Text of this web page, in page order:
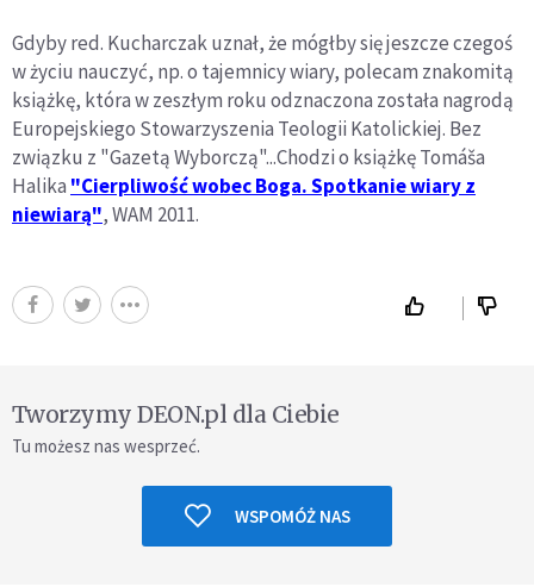
Gdyby red. Kucharczak uznał, że mógłby się jeszcze czegoś
w życiu nauczyć, np. o tajemnicy wiary, polecam znakomitą
książkę, która w zeszłym roku odznaczona została nagrodą
Europejskiego Stowarzyszenia Teologii Katolickiej. Bez
związku z "Gazetą Wyborczą"...Chodzi o książkę Tomáša
Halika "Cierpliwość wobec Boga. Spotkanie wiary z
niewiarą", WAM 2011.
Tworzymy DEON.pl dla Ciebie
Tu możesz nas wesprzeć.
WSPOMÓŻ NAS